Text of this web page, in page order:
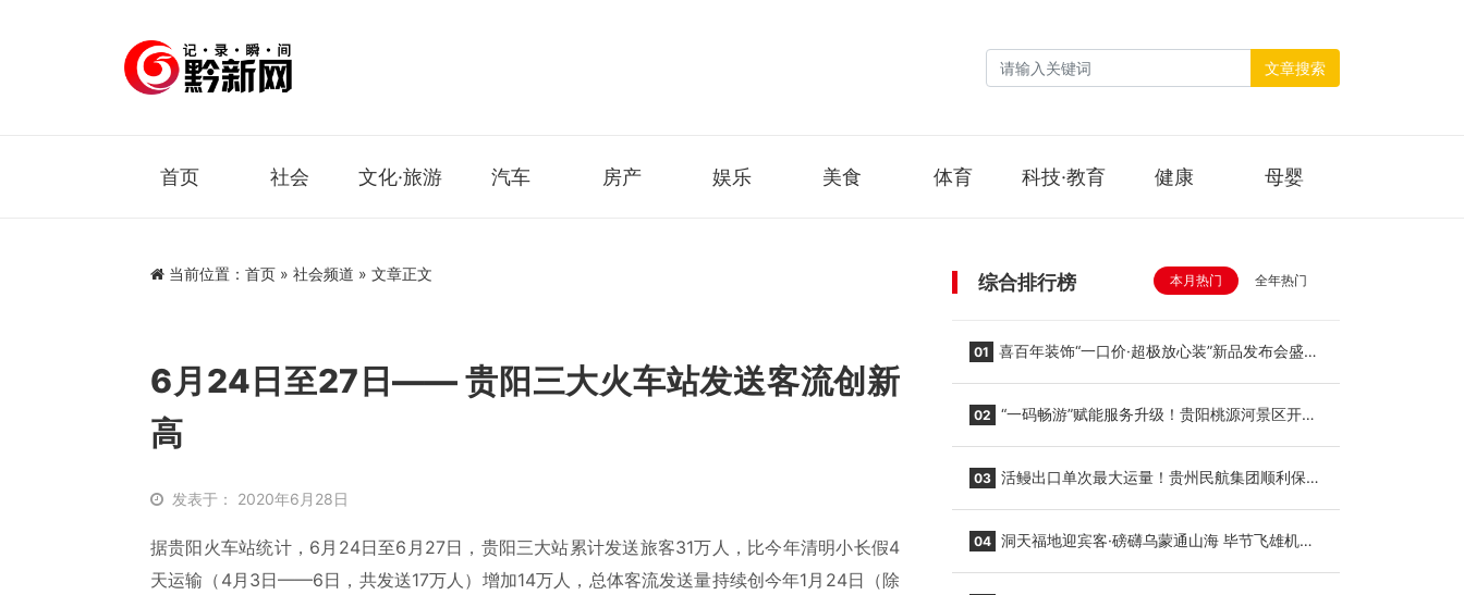
文章搜索
首页 社会 文化·旅游 汽车 房产 娱乐 美食 体育 科技·教育 健康 母婴
当前位置： 首页 » 社会频道 » 文章正文
6月24日至27日—— 贵阳三大火车站发送客流创新
高
发表于： 2020年6月28日
据贵阳火车站统计，6月24日至6月27日，贵阳三大站累计发送旅客31万人，比今年清明小长假4
天运输（4月3日——6日，共发送17万人）增加14万人，总体客流发送量持续创今年1月24日（除
综合排行榜 本月热门 全年热门
01 喜百年装饰“一口价·超极放心装”新品发布会盛大
02 “一码畅游”赋能服务升级！贵阳桃源河景区开
03 活鳗出口单次最大运量！贵州民航集团顺利保障
04 洞天福地迎宾客·磅礴乌蒙通山海 毕节飞雄机场